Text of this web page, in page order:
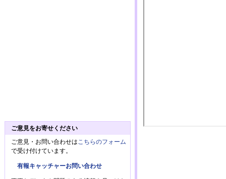
ご意見をお寄せください
ご意見・お問い合わせは こちらのフォーム
で受け付けています。
有報キャッチャーお問い合わせ